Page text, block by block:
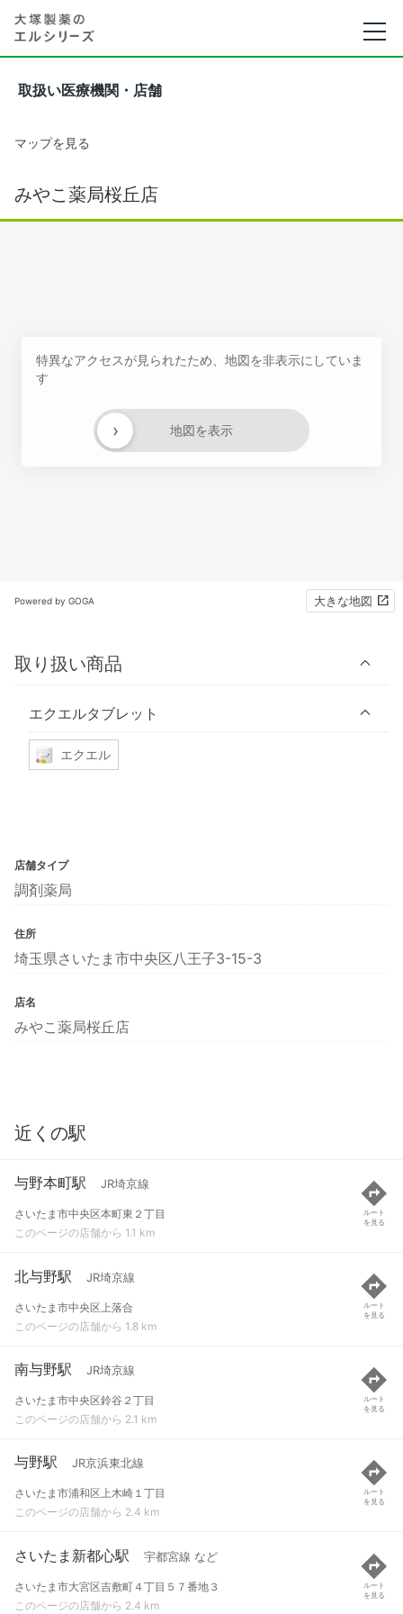
取扱い医療機関・店舗
マップを見る
みやこ薬局桜丘店
特異なアクセスが見られたため、地図を非表示にしていま
す
地図を表示
›
Powered by GOGA 大きな地図
取り扱い商品
エクエルタブレット
エクエル
店舗タイプ
調剤薬局
住所
埼玉県さいたま市中央区八王子3-15-3
店名
みやこ薬局桜丘店
近くの駅
与野本町駅 JR埼京線
さいたま市中央区本町東２丁目
このページの店舗から 1.1 km
ルート
を見る
北与野駅 JR埼京線
さいたま市中央区上落合
このページの店舗から 1.8 km
ルート
を見る
南与野駅 JR埼京線
さいたま市中央区鈴谷２丁目
このページの店舗から 2.1 km
ルート
を見る
与野駅 JR京浜東北線
さいたま市浦和区上木崎１丁目
このページの店舗から 2.4 km
ルート
を見る
さいたま新都心駅 宇都宮線 など
さいたま市大宮区吉敷町４丁目５７番地３
このページの店舗から 2.4 km
ルート
を見る